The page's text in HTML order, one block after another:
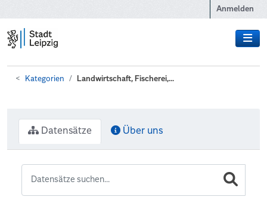
Anmelden
Kategorien Landwirtschaft, Fischerei,...
Datensätze Über uns